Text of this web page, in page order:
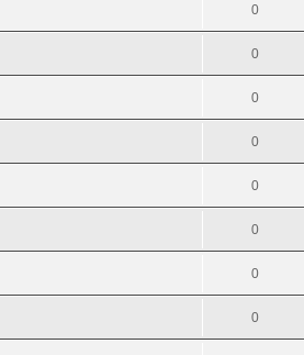
0
0
0
0
0
0
0
0